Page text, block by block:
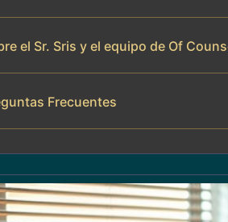
el Sr. Sris y el equipo de Of
Frecuentes